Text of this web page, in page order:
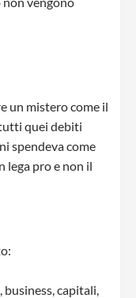
un mistero come il
quei debiti
spendeva come
lega pro e non il
capitali,